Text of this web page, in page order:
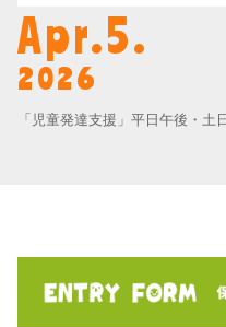
Apr.5.
2026
「児童発達支援」平日午後・土